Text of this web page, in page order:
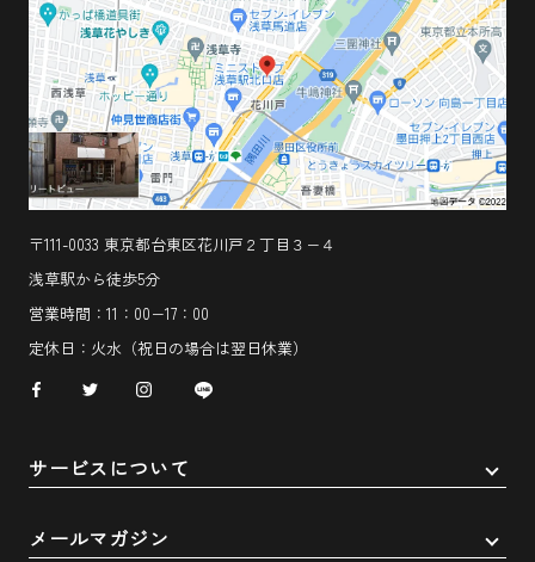
〒111-0033 東京都台東区花川戸２丁目３−４
浅草駅から徒歩5分
営業時間：11：00−17：00
定休日：火水（祝日の場合は翌日休業）
サービスについて
メールマガジン